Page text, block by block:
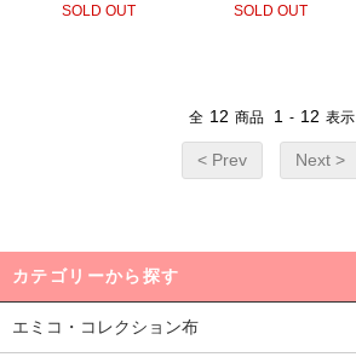
SOLD OUT
SOLD OUT
全 12 商品 1 - 12 表示
< Prev Next >
カテゴリーから探す
エミコ・コレクション布